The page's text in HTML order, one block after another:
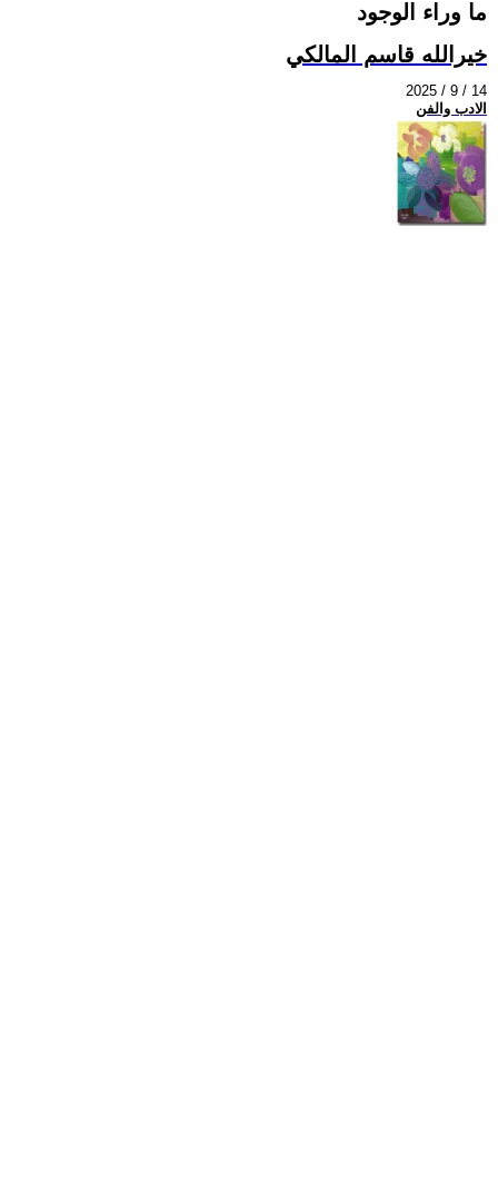
ما وراء الوجود
خيرالله قاسم المالكي
2025 / 9 / 14
الادب والفن